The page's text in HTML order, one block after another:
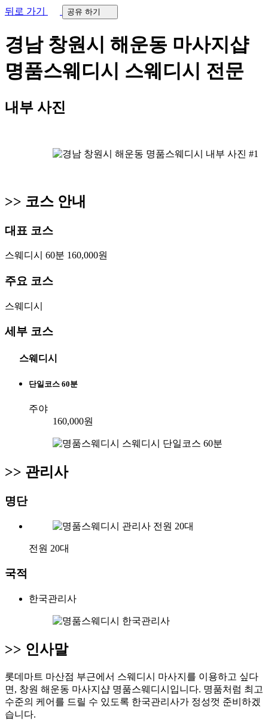
뒤로 가기 공유 하기
경남 창원시 해운동 마사지샵
명품스웨디시 스웨디시 전문
내부 사진
>> 코스 안내
대표 코스
스웨디시 60분 160,000원
주요 코스
스웨디시
세부 코스
스웨디시
단일코스 60분
주야
160,000원
>> 관리사
명단
전원 20대
국적
한국관리사
>> 인사말
롯데마트 마산점 부근에서 스웨디시 마사지를 이용하고 싶다
면, 창원 해운동 마사지샵 명품스웨디시입니다. 명품처럼 최고
수준의 케어를 드릴 수 있도록 한국관리사가 정성껏 준비하겠
습니다.